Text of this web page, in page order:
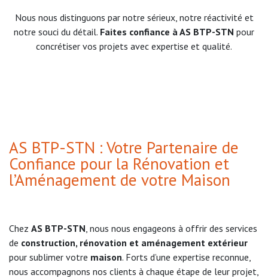
Nous nous distinguons par notre sérieux, notre réactivité et
notre souci du détail. Faites confiance à AS BTP-STN pour
concrétiser vos projets avec expertise et qualité.
AS BTP-STN : Votre Partenaire de
Confiance pour la Rénovation et
l’Aménagement de votre Maison
Chez AS BTP-STN, nous nous engageons à offrir des services
de construction, rénovation et aménagement extérieur
pour sublimer votre maison. Forts d’une expertise reconnue,
nous accompagnons nos clients à chaque étape de leur projet,